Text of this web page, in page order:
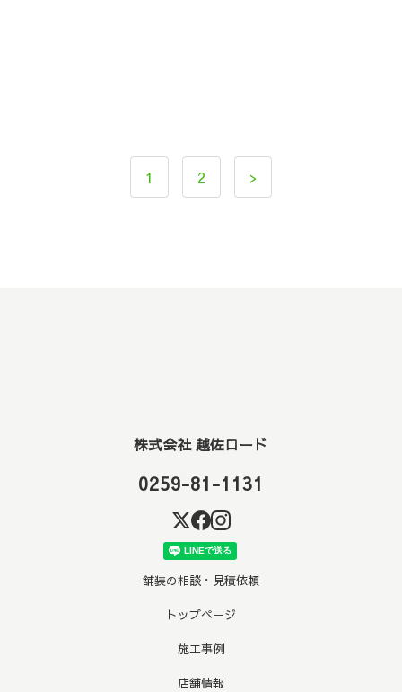
1 2 >
株式会社 越佐ロード
0259-81-1131
舗装の相談・見積依頼
トップページ
施工事例
店舗情報